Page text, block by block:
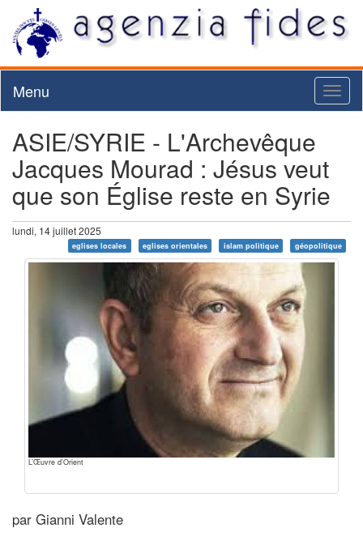
Menu
ASIE/SYRIE - L'Archevêque
Jacques Mourad : Jésus veut
que son Église reste en Syrie
lundi, 14 juillet 2025
eglises locales eglises orientales islam politique géopolitique
L’Œuvre d’Orient
par Gianni Valente